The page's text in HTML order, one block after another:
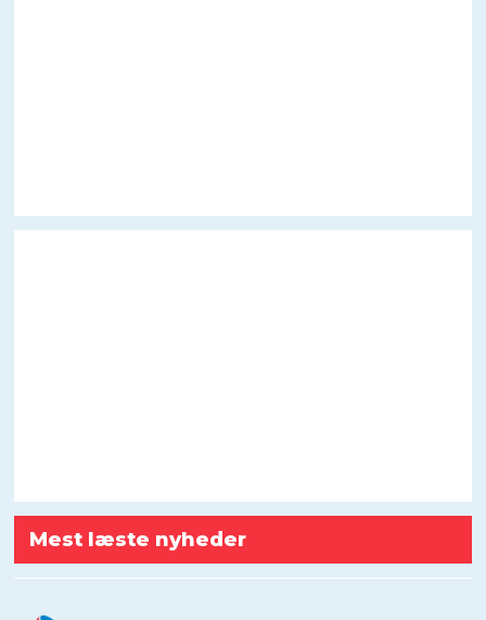
Mest læste nyheder